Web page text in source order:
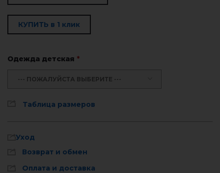
КУПИТЬ в 1 клик
Одежда детская *
--- ПОЖАЛУЙСТА ВЫБЕРИТЕ ---
Таблица размеров
Уход
Возврат и обмен
Оплата и доставка